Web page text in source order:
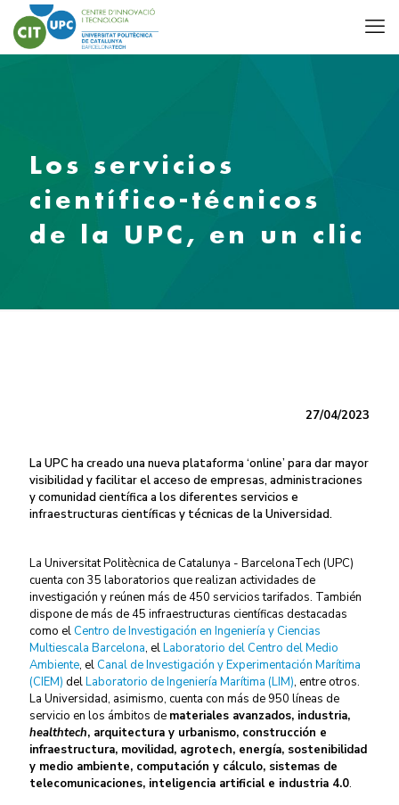
Los servicios
científico-técnicos
de la UPC, en un clic
27/04/2023
La UPC ha creado una nueva plataforma ‘online’ para dar mayor
visibilidad y facilitar el acceso de empresas, administraciones
y comunidad científica a los diferentes servicios e
infraestructuras científicas y técnicas de la Universidad.
La Universitat Politècnica de Catalunya - BarcelonaTech (UPC)
cuenta con 35 laboratorios que realizan actividades de
investigación y reúnen más de 450 servicios tarifados. También
dispone de más de 45 infraestructuras científicas destacadas
como el Centro de Investigación en Ingeniería y Ciencias
Multiescala Barcelona, elLaboratorio del Centro del Medio
Ambiente, el Canal de Investigación y Experimentación Marítima
(CIEM) delLaboratorio de Ingeniería Marítima (LIM), entre otros.
La Universidad, asimismo, cuenta con más de 950 líneas de
servicio en los ámbitos de materiales avanzados, industria,
healthtech, arquitectura y urbanismo, construcción e
infraestructura, movilidad, agrotech, energía, sostenibilidad
y medio ambiente, computación y cálculo, sistemas de
telecomunicaciones, inteligencia artificial e industria 4.0.